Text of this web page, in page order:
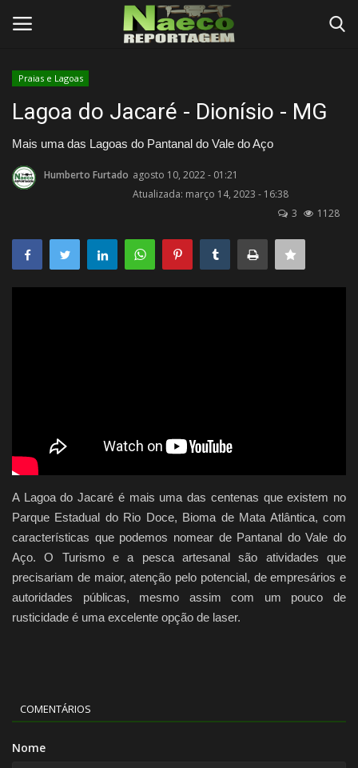
Início
Termos e Condições
Negócios
Fale Conosco
Praias e Lagoas
Lagoa do Jacaré - Dionísio - MG
Mais uma das Lagoas do Pantanal do Vale do Aço
Humberto Furtado agosto 10, 2022 - 01:21
Atualizada: março 14, 2023 - 16:38
3
1128
A Lagoa do Jacaré é mais uma das centenas que existem no
Parque Estadual do Rio Doce, Bioma de Mata Atlântica, com
características que podemos nomear de Pantanal do Vale do
Aço. O Turismo e a pesca artesanal são atividades que
precisariam de maior, atenção pelo potencial, de empresários e
autoridades públicas, mesmo assim com um pouco de
rusticidade é uma excelente opção de laser.
COMENTÁRIOS
Nome